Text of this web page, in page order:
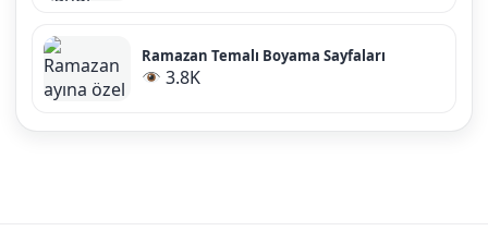
Ramazan Temalı Boyama Sayfaları
3.8K